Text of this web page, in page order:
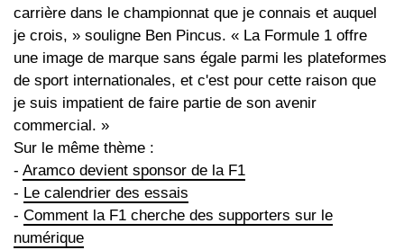
carrière dans le championnat que je connais et auquel
je crois, » souligne Ben Pincus. « La Formule 1 offre
une image de marque sans égale parmi les plateformes
de sport internationales, et c'est pour cette raison que
je suis impatient de faire partie de son avenir
commercial. »
Sur le même thème :
- Aramco devient sponsor de la F1
- Le calendrier des essais
- Comment la F1 cherche des supporters sur le
numérique